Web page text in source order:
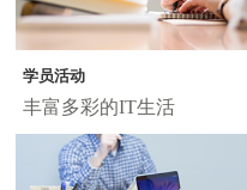
学员活动
丰富多彩的IT生活